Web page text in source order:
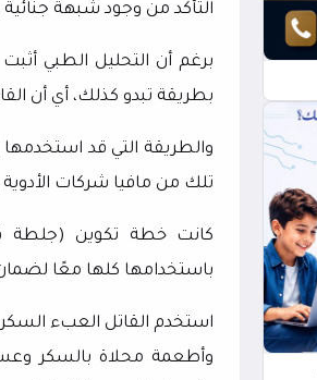
التأكد من وجود شبهة
برغم أن التحليل الطبي
بطريقة تبدو كذلك، أي أن
والطريقة التي قد
تلك من مافيا شركات
كانت خطة تكوين (جلطة
باستخدامها كلها معًا لضمان
استخدم القاتل العبء
وأطعمة محلاة بالسكر